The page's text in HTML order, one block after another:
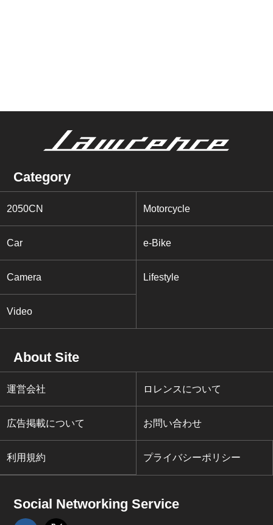
Category
2050CN Motorcycle
Car e-Bike
Camera Lifestyle
Video
About Site
運営会社 ロレンスについて
広告掲載について お問い合わせ
利用規約 プライバシーポリシー
Social Networking Service